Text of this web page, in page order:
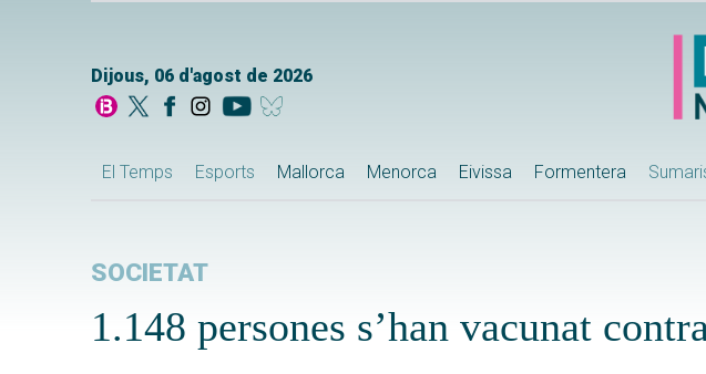
Dijous, 06 d'agost de 2026
El Temps Esports Mallorca Menorca Eivissa Formentera
SOCIETAT
1.148 persones s’han vacunat